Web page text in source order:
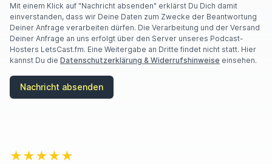
A
R
E
A
H
U
R
Mit einem Klick auf "Nachricht absenden" erklärst Du Dich damit
einverstanden, dass wir Deine Daten zum Zwecke der Beantwortung
Deiner Anfrage verarbeiten dürfen. Die Verarbeitung und der Versand
Deiner Anfrage an uns erfolgt über den Server unseres Podcast-
Hosters LetsCast.fm. Eine Weitergabe an Dritte findet nicht statt. Hier
kannst Du die Datenschutzerklärung & Widerrufshinweise einsehen.
Nachricht absenden
★★★★★